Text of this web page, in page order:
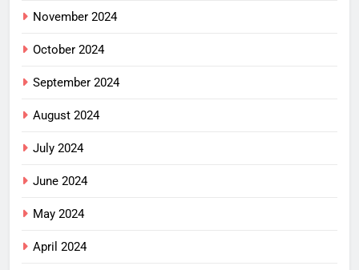
November 2024
October 2024
September 2024
August 2024
July 2024
June 2024
May 2024
April 2024